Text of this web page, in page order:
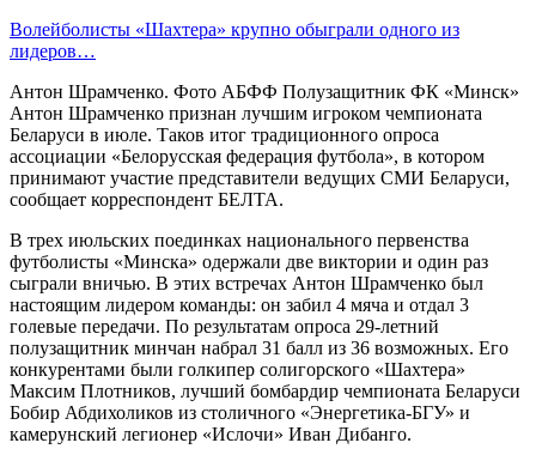
Волейболисты «Шахтера» крупно обыграли одного из
лидеров…
Антон Шрамченко. Фото АБФФ Полузащитник ФК «Минск»
Антон Шрамченко признан лучшим игроком чемпионата
Беларуси в июле. Таков итог традиционного опроса
ассоциации «Белорусская федерация футбола», в котором
принимают участие представители ведущих СМИ Беларуси,
сообщает корреспондент БЕЛТА.
В трех июльских поединках национального первенства
футболисты «Минска» одержали две виктории и один раз
сыграли вничью. В этих встречах Антон Шрамченко был
настоящим лидером команды: он забил 4 мяча и отдал 3
голевые передачи. По результатам опроса 29-летний
полузащитник минчан набрал 31 балл из 36 возможных. Его
конкурентами были голкипер солигорского «Шахтера»
Максим Плотников, лучший бомбардир чемпионата Беларуси
Бобир Абдихоликов из столичного «Энергетика-БГУ» и
камерунский легионер «Ислочи» Иван Дибанго.